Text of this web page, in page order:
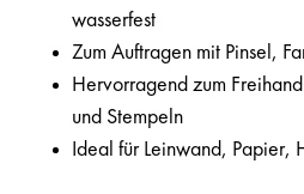
wasserfest
Zum Auftragen mit Pinsel,
Hervorragend zum
und Stempeln
Ideal für Leinwand, Papier,